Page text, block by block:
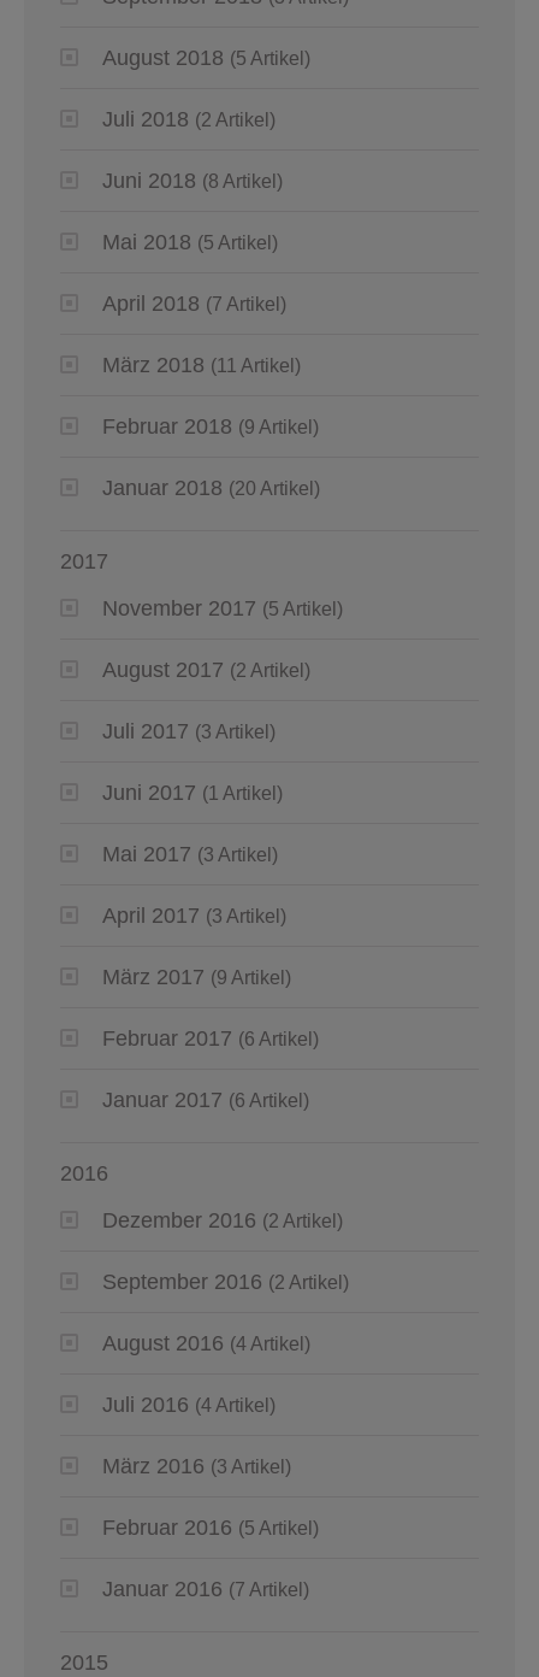
August 2018 (5 Artikel)
Juli 2018 (2 Artikel)
Juni 2018 (8 Artikel)
Mai 2018 (5 Artikel)
April 2018 (7 Artikel)
März 2018 (11 Artikel)
Februar 2018 (9 Artikel)
Januar 2018 (20 Artikel)
2017
November 2017 (5 Artikel)
August 2017 (2 Artikel)
Juli 2017 (3 Artikel)
Juni 2017 (1 Artikel)
Mai 2017 (3 Artikel)
April 2017 (3 Artikel)
März 2017 (9 Artikel)
Februar 2017 (6 Artikel)
Januar 2017 (6 Artikel)
2016
Dezember 2016 (2 Artikel)
September 2016 (2 Artikel)
August 2016 (4 Artikel)
Juli 2016 (4 Artikel)
März 2016 (3 Artikel)
Februar 2016 (5 Artikel)
Januar 2016 (7 Artikel)
2015